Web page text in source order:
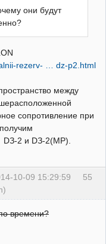
они будут
rezerv- … dz-p2.html
между
сопротивление при
2 и DЗ-2(MP).
55
10-09 15:29:59
времени?